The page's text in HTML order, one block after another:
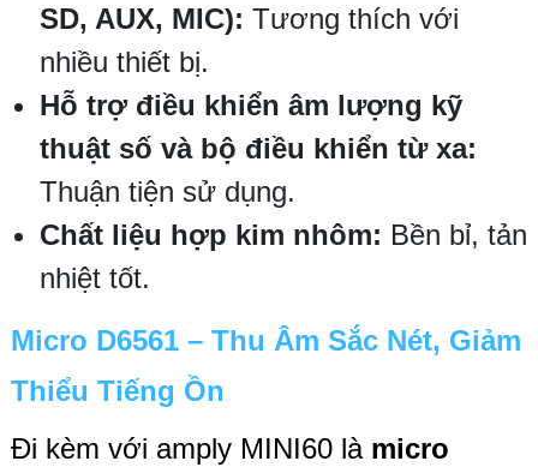
SD, AUX, MIC): Tương thích với
nhiều thiết bị.
Hỗ trợ điều khiển âm lượng kỹ
thuật số và bộ điều khiển từ xa:
Thuận tiện sử dụng.
Chất liệu hợp kim nhôm: Bền bỉ, tản
nhiệt tốt.
Micro D6561 – Thu Âm Sắc Nét, Giảm
Thiểu Tiếng Ồn
Đi kèm với amply MINI60 là micro